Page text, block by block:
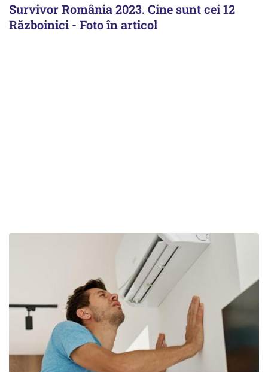
Survivor România 2023. Cine sunt cei 12
Războinici - Foto în articol